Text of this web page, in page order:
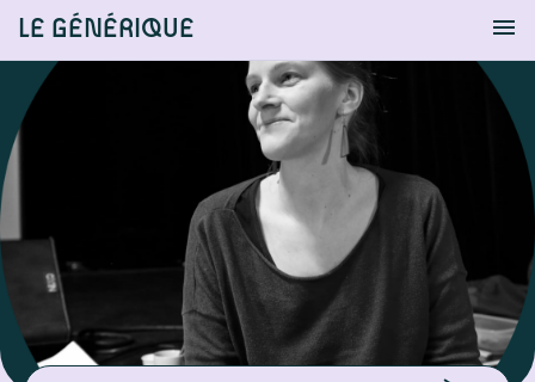
LE GÉNÉRIQUE
Info Chercher
Site Pro
as.marquant@gmail.com